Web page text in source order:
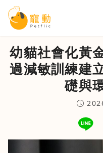
寵
寵
幼貓社會化黃
過減敏訓練建
礎與